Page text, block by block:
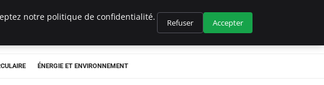
ÉNERGIE ET ENVIRONNEMENT
notre politique de confidentialité.
Refuser Accepter